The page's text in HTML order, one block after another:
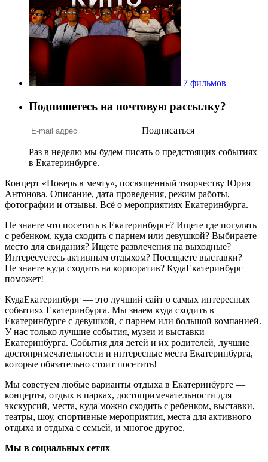
7 фильмов
Подпишетесь на почтовую рассылку?
Подписаться
Раз в неделю мы будем писать о предстоящих событиях
в Екатеринбурге.
Концерт «Поверь в мечту», посвященный творчеству Юрия
Антонова. Описание, дата проведения, режим работы,
фотографии и отзывы. Всё о мероприятиях Екатеринбурга.
Не знаете что посетить в Екатеринбурге? Ищете где погулять
с ребенком, куда сходить с парнем или девушкой? Выбираете
место для свидания? Ищете развлечения на выходные?
Интересуетесь активным отдыхом? Посещаете выставки?
Не знаете куда сходить на корпоратив? КудаЕкатеринбург
поможет!
КудаЕкатеринбург — это лучший сайт о самых интересных
событиях Екатеринбурга. Мы знаем куда сходить в
Екатеринбурге с девушкой, с парнем или большой компанией.
У нас только лучшие события, музеи и выставки
Екатеринбурга. События для детей и их родителей, лучшие
достопримечательности и интересные места Екатеринбурга,
которые обязательно стоит посетить!
Мы советуем любые варианты отдыха в Екатеринбурге —
концерты, отдых в парках, достопримечательности для
экскурсий, места, куда можно сходить с ребенком, выставки,
театры, шоу, спортивные мероприятия, места для активного
отдыха и отдыха с семьей, и многое другое.
Мы в социальных сетях